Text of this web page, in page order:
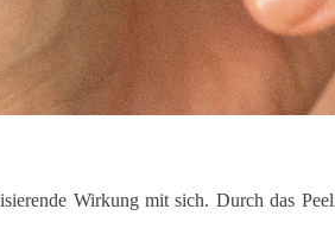
Wirkung mit sich. Durch das